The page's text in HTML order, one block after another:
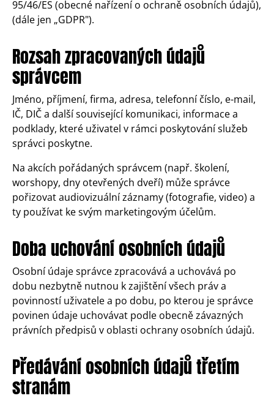
95/46/ES (obecné nařízení o ochraně osobních údajů),
(dále jen „GDPR").
Rozsah zpracovaných údajů
správcem
Jméno, příjmení, firma, adresa, telefonní číslo, e-mail,
IČ, DIČ a další související komunikaci, informace a
podklady, které uživatel v rámci poskytování služeb
správci poskytne.
Na akcích pořádaných správcem (např. školení,
worshopy, dny otevřených dveří) může správce
pořizovat audiovizuální záznamy (fotografie, video) a
ty používat ke svým marketingovým účelům.
Doba uchování osobních údajů
Osobní údaje správce zpracovává a uchovává po
dobu nezbytně nutnou k zajištění všech práv a
povinností uživatele a po dobu, po kterou je správce
povinen údaje uchovávat podle obecně závazných
právních předpisů v oblasti ochrany osobních údajů.
Předávání osobních údajů třetím
stranám